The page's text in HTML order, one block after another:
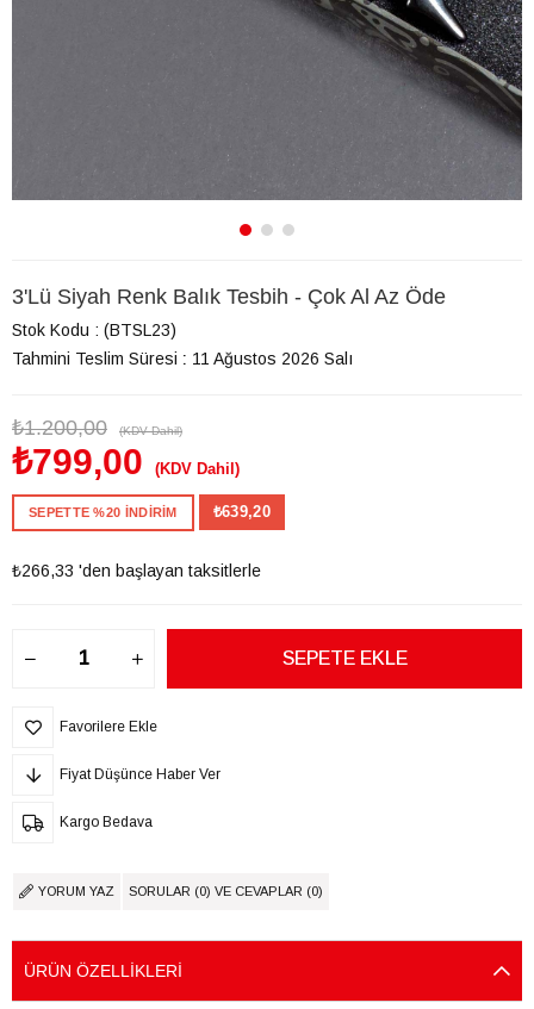
3'Lü Siyah Renk Balık Tesbih - Çok Al Az Öde
Stok Kodu
(BTSL23)
Tahmini Teslim Süresi : 11 Ağustos 2026 Salı
₺1.200,00 (KDV Dahil)
₺799,00 (KDV Dahil)
SEPETTE %20 İNDİRİM ₺639,20
₺266,33 'den başlayan taksitlerle
Favorilere Ekle
Fiyat Düşünce Haber Ver
Kargo Bedava
YORUM YAZ SORULAR (0) VE CEVAPLAR (0)
ÜRÜN ÖZELLIKLERI